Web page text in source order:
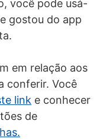
você pode usá-
gostou do app
em relação aos
conferir. Você
link e conhecer
de